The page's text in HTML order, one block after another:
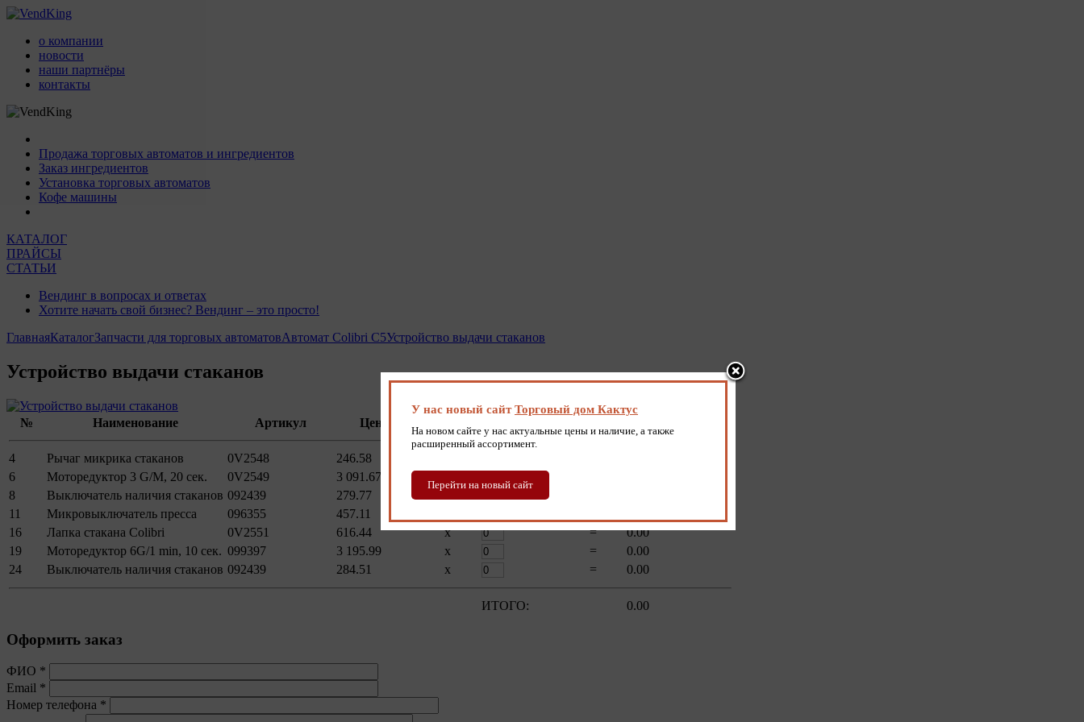
о компании
новости
наши партнёры
контакты
Продажа торговых автоматов и ингредиентов
Заказ ингредиентов
Установка торговых автоматов
Кофе машины
КАТАЛОГ
ПРАЙСЫ
СТАТЬИ
Вендинг в вопросах и ответах
Хотите начать свой бизнес? Вендинг – это просто!
ГлавнаяКаталогЗапчасти для торговых автоматовАвтомат Colibri C5Устройство выдачи стаканов
Устройство выдачи стаканов
№ Наименование Артикул Цена, руб.
4 Рычаг микрика стаканов 0V2548 246.58
6
Моторедуктор 3 G/M, 20 сек. 0V2549 3 091.67
8
Выключатель наличия стаканов 092439 279.77
11
Микровыключатель пресса 096355 457.11
16
Лапка стакана Colibri 0V2551 616.44 x =
0.00
19
Моторедуктор 6G/1 min, 10 сек. 099397 3 195.99 x =
0.00
24
Выключатель наличия стаканов 092439 284.51 x = 0.00
ИТОГО: 0.00
Оформить заказ
ФИО *
Email *
Номер телефона *
У нас новый сайтТорговый дом Кактус
На новом сайте у нас актуальные цены и наличие, а также
расширенный ассортимент.
Перейти на новый сайт